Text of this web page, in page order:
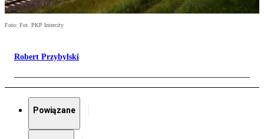
Foto: Fot. PKP Intercity
Robert Przybylski
Powiązane